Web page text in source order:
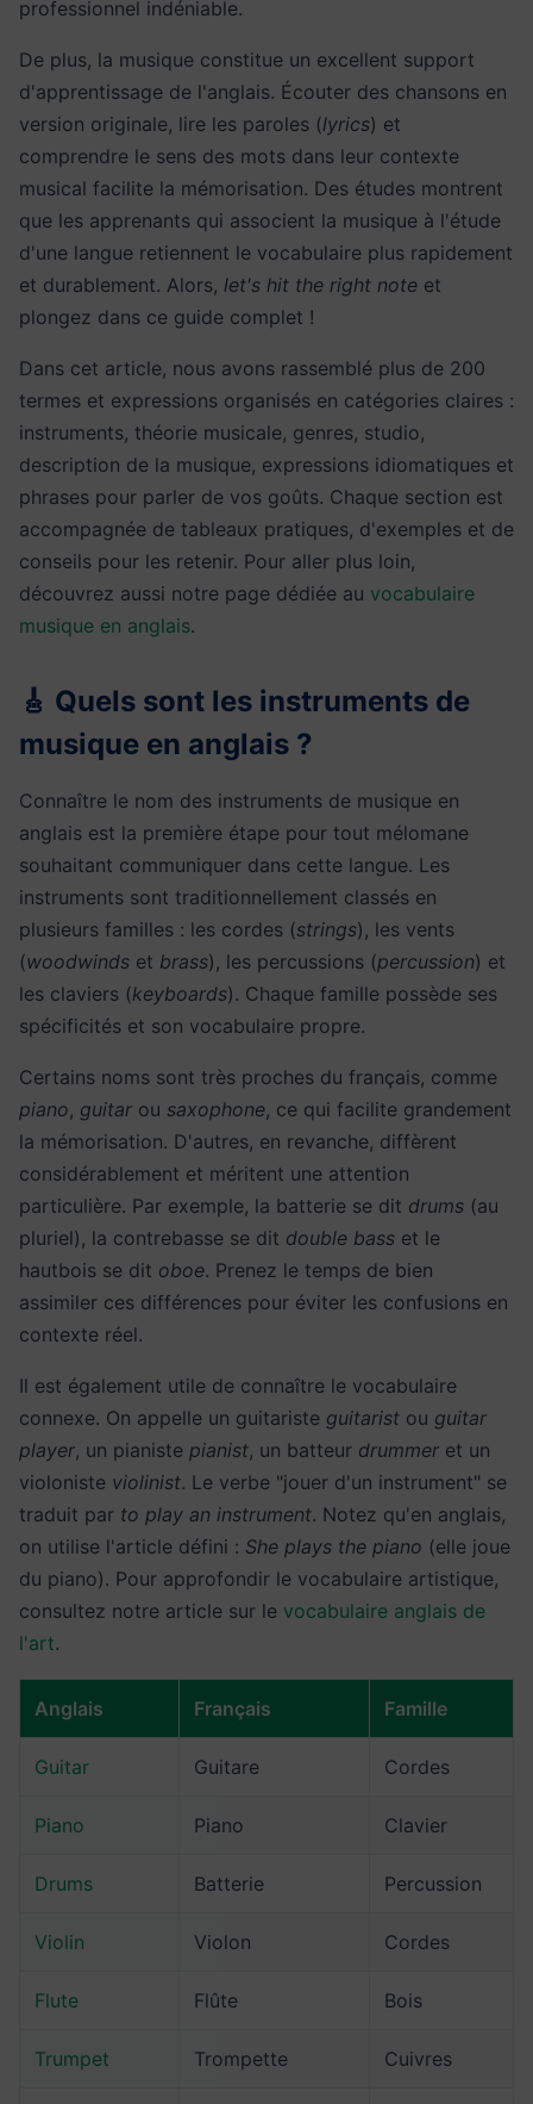
professionnel indéniable.
De plus, la musique constitue un excellent support
d'apprentissage de l'anglais. Écouter des chansons en
version originale, lire les paroles (lyrics) et
comprendre le sens des mots dans leur contexte
musical facilite la mémorisation. Des études montrent
que les apprenants qui associent la musique à l'étude
d'une langue retiennent le vocabulaire plus rapidement
et durablement. Alors, let's hit the right note et
plongez dans ce guide complet !
Dans cet article, nous avons rassemblé plus de 200
termes et expressions organisés en catégories claires :
instruments, théorie musicale, genres, studio,
description de la musique, expressions idiomatiques et
phrases pour parler de vos goûts. Chaque section est
accompagnée de tableaux pratiques, d'exemples et de
conseils pour les retenir. Pour aller plus loin,
découvrez aussi notre page dédiée au vocabulaire
musique en anglais.
🎸 Quels sont les instruments de
musique en anglais ?
Connaître le nom des instruments de musique en
anglais est la première étape pour tout mélomane
souhaitant communiquer dans cette langue. Les
instruments sont traditionnellement classés en
plusieurs familles : les cordes (strings), les vents
(woodwinds et brass), les percussions (percussion) et
les claviers (keyboards). Chaque famille possède ses
spécificités et son vocabulaire propre.
Certains noms sont très proches du français, comme
piano, guitar ou saxophone, ce qui facilite grandement
la mémorisation. D'autres, en revanche, diffèrent
considérablement et méritent une attention
particulière. Par exemple, la batterie se dit drums (au
pluriel), la contrebasse se dit double bass et le
hautbois se dit oboe. Prenez le temps de bien
assimiler ces différences pour éviter les confusions en
contexte réel.
Il est également utile de connaître le vocabulaire
connexe. On appelle un guitariste guitarist ou guitar
player, un pianiste pianist, un batteur drummer et un
violoniste violinist. Le verbe "jouer d'un instrument" se
traduit par to play an instrument. Notez qu'en anglais,
on utilise l'article défini : She plays the piano (elle joue
du piano). Pour approfondir le vocabulaire artistique,
consultez notre article sur le vocabulaire anglais de
l'art.
Anglais Français Famille
Guitar Guitare Cordes
Piano Piano Clavier
Drums Batterie Percussion
Violin Violon Cordes
Flute Flûte Bois
Trumpet Trompette Cuivres